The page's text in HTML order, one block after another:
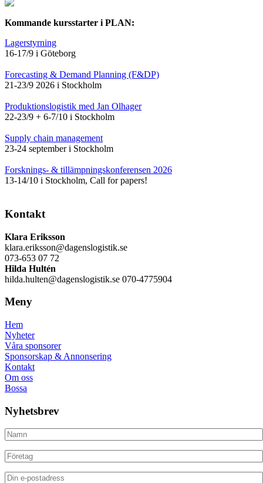
Kommande kursstarter i PLAN:
Lagerstyrning
16-17/9 i Göteborg
Forecasting & Demand Planning (F&DP)
21-23/9 2026 i Stockholm
Produktionslogistik med Jan Olhager
22-23/9 + 6-7/10 i Stockholm
Supply chain management
23-24 september i Stockholm
Forsknings- & tillämpningskonferensen 2026
13-14/10 i Stockholm, Call for papers!
Kontakt
Klara Eriksson
klara.eriksson@dagenslogistik.se
073-653 07 72
Hilda Hultén
hilda.hulten@dagenslogistik.se 070-4775904
Meny
Hem
Nyheter
Våra sponsorer
Sponsorskap & Annonsering
Kontakt
Om oss
Bossa
Nyhetsbrev